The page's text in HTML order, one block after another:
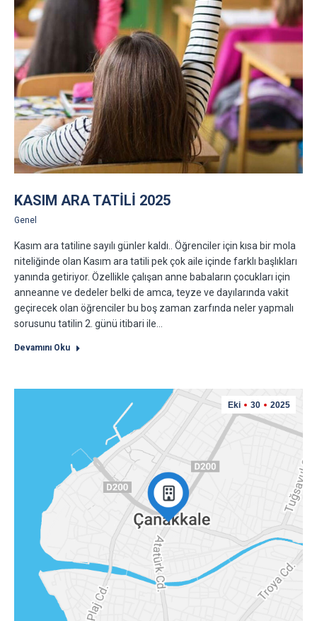
KASIM ARA TATİLİ 2025
Genel
Kasım ara tatiline sayılı günler kaldı.. Öğrenciler için kısa bir mola
niteliğinde olan Kasım ara tatili pek çok aile içinde farklı başlıkları
yanında getiriyor. Özellikle çalışan anne babaların çocukları için
anneanne ve dedeler belki de amca, teyze ve dayılarında vakit
geçirecek olan öğrenciler bu boş zaman zarfında neler yapmalı
sorusunu tatilin 2. günü itibari ile…
Devamını Oku
Eki 30 2025